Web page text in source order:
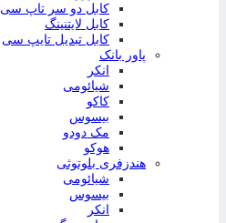
کابل دو سر تاپ سی
کابل لایتنینگ
کابل تبدیل تایپ سی
پاور بانک
انکر
شیائومی
کاکو
بیسوس
مک دودو
هوکو
هندزفری بلوتوثی
شیائومی
بیسوس
انکر